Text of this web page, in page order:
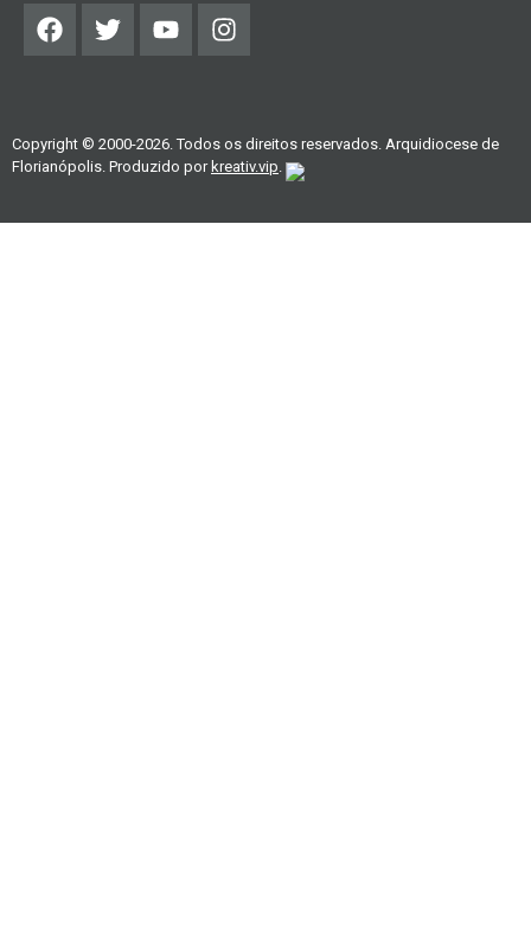
Copyright © 2000-2026. Todos os direitos reservados. Arquidiocese de
Florianópolis. Produzido porkreativ.vip